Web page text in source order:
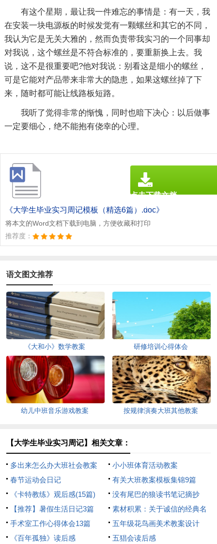
有这个星期，最让我一件难忘的事情是：有一天，我
在安装一块电源板的时候发觉有一颗螺丝和其它的不同，
我认为它是无关大雅的，然而负责带我实习的一个同事却
对我说，这个螺丝是不符合标准的，要重新换上去。我
说，这不是很重要吧?他对我说：别看这是细小的螺丝，
可是它能对产品带来非常大的隐患，如果这螺丝掉了下
来，随时都可能让线路板短路。
我听了觉得非常的惭愧，同时也暗下决心：以后做事
一定要细心，绝不能抱有侥幸的心理。
《大学生毕业实习周记模板（精选6篇）.doc》
将本文的Word文档下载到电脑，方便收藏和打印
推荐度：
点击下载文档
文档为doc格式
语文图文推荐
《大和小》数学教案 研修培训心得体会
幼儿中班音乐游戏教案 按规律演奏大班其他教案
【大学生毕业实习周记】相关文章：
多出来怎么办大班社会教案
小小班体育活动教案
春节运动会日记
有关大班教案模板集锦9篇
《卡特教练》观后感(15篇)
没有尾巴的狼读书笔记摘抄
【推荐】暑假生活日记3篇
素材积累：关于诚信的经典名
言
手术室工作心得体会13篇
五年级花鸟画美术教案设计
《百年孤独》读后感
五猖会读后感